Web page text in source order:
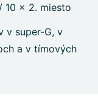
10 x 2. miesto
v super-G, v
a v tímových